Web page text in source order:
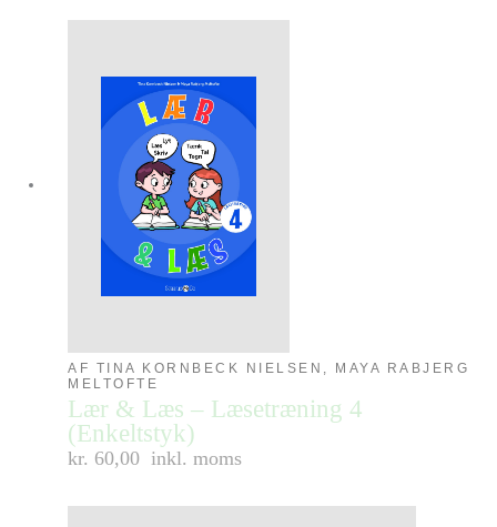
AF TINA KORNBECK NIELSEN, MAYA RABJERG
MELTOFTE
Lær & Læs – Læsetræning 4
(Enkeltstyk)
kr. 60,00 inkl. moms